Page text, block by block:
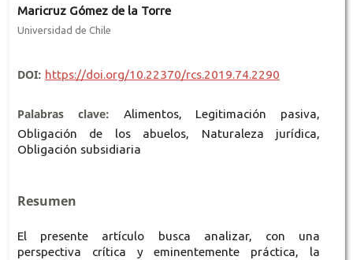
Maricruz Gómez de la Torre
Universidad de Chile
DOI: https://doi.org/10.22370/rcs.2019.74.2290
Palabras clave: Alimentos, Legitimación pasiva,
Obligación de los abuelos, Naturaleza jurídica,
Obligación subsidiaria
Resumen
El presente artículo busca analizar, con una
perspectiva crítica y eminentemente práctica, la